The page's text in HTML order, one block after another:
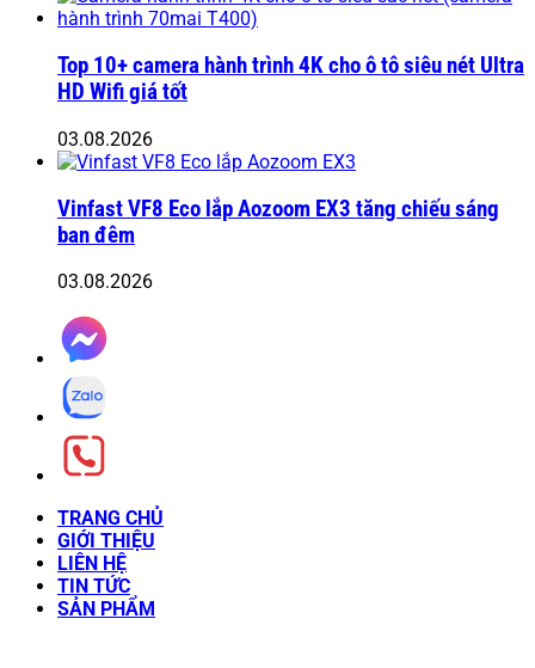
Top 10+ camera hành trình 4K cho ô tô siêu nét Ultra
HD Wifi giá tốt
03.08.2026
Vinfast VF8 Eco lắp Aozoom EX3 tăng chiếu sáng
ban đêm
03.08.2026
TRANG CHỦ
GIỚI THIỆU
LIÊN HỆ
TIN TỨC
SẢN PHẨM